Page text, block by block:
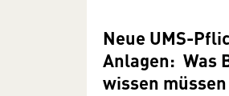
Neue UMS-
Anlagen: Was
wissen müssen